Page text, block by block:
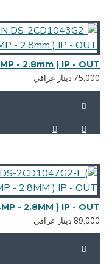
HIKVISION DS-2CD1043G2-LIU ( 4MP - 2.8mm ) IP - OUT
HIKVISION DS-2CD1047G2-L ( 4MP - 2.8MM ) IP - OUT